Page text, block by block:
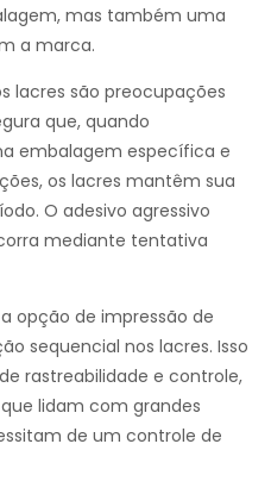
mas também uma
a marca.
lacres são preocupações
que, quando
embalagem específica e
os lacres mantêm sua
O adesivo agressivo
mediante tentativa
opção de impressão de
sequencial nos lacres. Isso
rastreabilidade e controle,
lidam com grandes
de um controle de